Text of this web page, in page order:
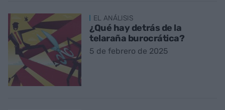
EL ANÁLISIS
¿Qué hay detrás de la
telaraña burocrática?
5 de febrero de 2025